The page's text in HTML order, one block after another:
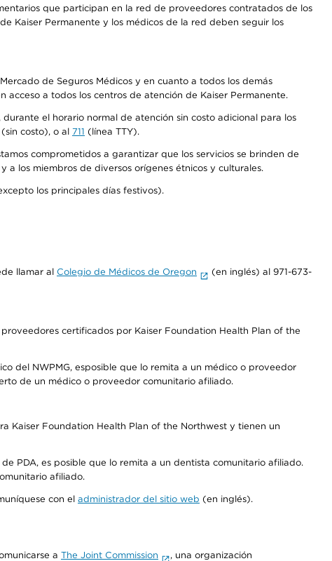
que participan en la red de proveedores contratados de los
Kaiser Permanente y los médicos de la red deben seguir los
de Seguros Médicos y en cuanto a todos los demás
acceso a todos los centros de atención de Kaiser Permanente.
el horario normal de atención sin costo adicional para los
costo), o al 711 (línea TTY).
comprometidos a garantizar que los servicios se brinden de
los miembros de diversos orígenes étnicos y culturales.
los principales días festivos).
llamar al Colegio de Médicos de Oregon
(en inglés) al 971-673-
certificados por Kaiser Foundation Health Plan of the
del NWPMG, esposible que lo remita a un médico o proveedor
de un médico o proveedor comunitario afiliado.
Kaiser Foundation Health Plan of the Northwest y tienen un
PDA, es posible que lo remita a un dentista comunitario afiliado.
afiliado.
con el administrador del sitio web (en inglés).
a The Joint Commission
, una organización